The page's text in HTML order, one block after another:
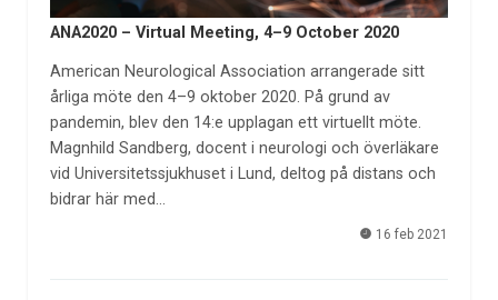
ANA2020 – Virtual Meeting, 4–9 October 2020
American Neurological Association arrangerade sitt
årliga möte den 4–9 oktober 2020. På grund av
pandemin, blev den 14:e upplagan ett virtuellt möte.
Magnhild Sandberg, docent i neurologi och överläkare
vid Universitetssjukhuset i Lund, deltog på distans och
bidrar här med…
16 feb 2021